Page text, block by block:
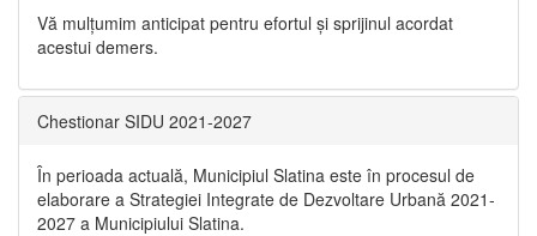
Vă mulţumim anticipat pentru efortul şi sprijinul acordat
acestui demers.
Chestionar SIDU 2021-2027
În perioada actuală, Municipiul Slatina este în procesul de
elaborare a Strategiei Integrate de Dezvoltare Urbană 2021‐
2027 a Municipiului Slatina.